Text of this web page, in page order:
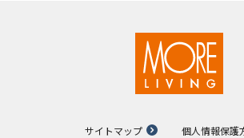
サイトマップ 個人情報保護